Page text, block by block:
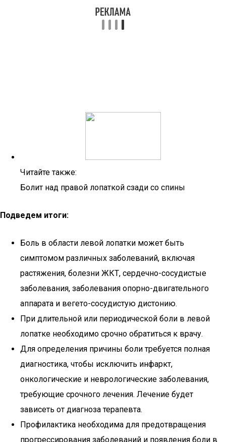
Читайте также:
Болит над правой лопаткой сзади со спины
Подведем итоги:
Боль в области левой лопатки может быть
симптомом различных заболеваний, включая
растяжения, болезни ЖКТ, сердечно-сосудистые
заболевания, заболевания опорно-двигательного
аппарата и вегето-сосудистую дистонию.
При длительной или периодической боли в левой
лопатке необходимо срочно обратиться к врачу.
Для определения причины боли требуется полная
диагностика, чтобы исключить инфаркт,
онкологические и неврологические заболевания,
требующие срочного лечения. Лечение будет
зависеть от диагноза терапевта.
Профилактика необходима для предотвращения
прогрессирования заболеваний и появления боли в